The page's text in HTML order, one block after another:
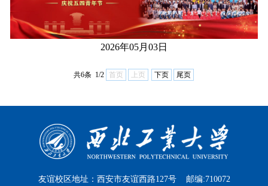
2026年05月03日
共6条 1/2 首页 上页 下页 尾页
友谊校区地址：西安市友谊西路127号 邮编:710072